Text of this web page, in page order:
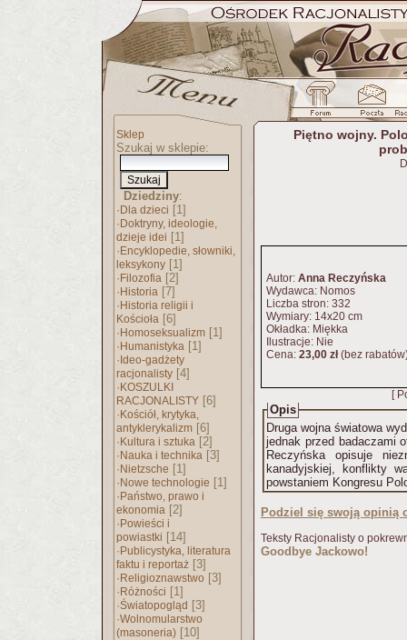
Sklep
Szukaj w sklepie:
Dziedziny:
· Dla dzieci [1]
· Doktryny, ideologie,
dzieje idei [1]
· Encyklopedie, słowniki,
leksykony [1]
· Filozofia [2]
· Historia [7]
· Historia religii i
Kościoła [6]
· Homoseksualizm [1]
· Humanistyka [1]
· Ideo-gadżety
racjonalisty [4]
· KOSZULKI
RACJONALISTY [6]
· Kościół, krytyka,
antyklerykalizm [6]
· Kultura i sztuka [2]
· Nauka i technika [3]
· Nietzsche [1]
· Nowe technologie [1]
· Państwo, prawo i
ekonomia [2]
· Powieści i
powiastki [14]
· Publicystyka, literatura
faktu i reportaż [3]
· Religioznawstwo [3]
· Różności [1]
·Światopogląd [3]
·Wolnomularstwo
(masoneria) [10]
Piętno wojny.
Autor: Anna Reczyńska
Wydawca: Nomos
Liczba stron: 332
Wymiary: 14x20 cm
Okładka: Miękka
Ilustracje: Nie
Cena: 23,00 zł(bez
[
Opis
Druga wojna światowa
jednak przed badaczami
Reczyńska opisuje
kanadyjskiej, konflikty
powstaniem Kongresu
Podziel się swoją opinią
Teksty Racjonalisty o
Goodbye Jackowo!